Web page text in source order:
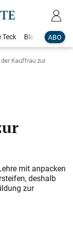
ABO
Teck Blaulicht
Kauffrau zur
mit anpacken
deshalb
zur